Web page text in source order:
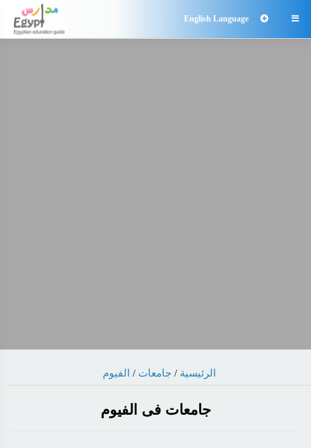

English Language
الرئيسية / جامعات / الفيوم
جامعات فى الفيوم